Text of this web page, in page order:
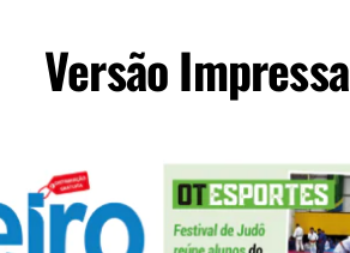
Versão Impressa